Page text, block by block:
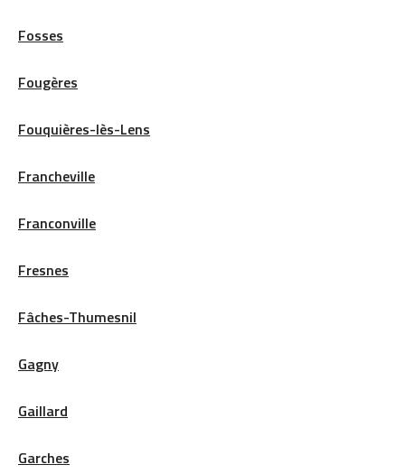
Fosses
Fougères
Fouquières-lès-Lens
Francheville
Franconville
Fresnes
Fâches-Thumesnil
Gagny
Gaillard
Garches